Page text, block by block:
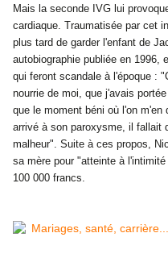
Mais la seconde IVG lui
cardiaque. Traumatisée par cet
plus tard de garder l'enfant de
autobiographie publiée en 1996,
qui feront scandale à l'époque :
nourrie de moi, que j'avais
que le moment béni où l'on
arrivé à son paroxysme, il fallait
malheur". Suite à ces propos,
sa mère pour "atteinte à
100 000 francs.